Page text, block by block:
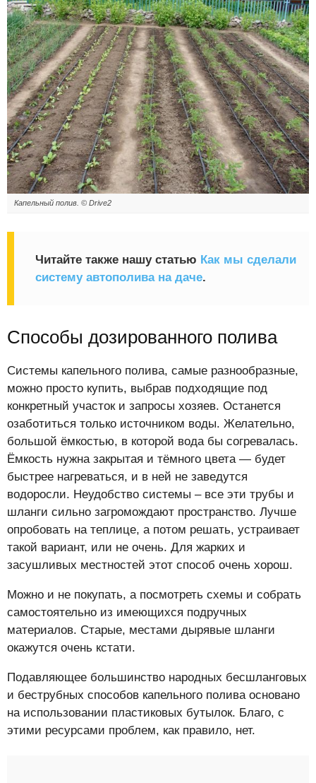
Капельный полив. © Drive2
Читайте также нашу статью Как мы сделали
систему автополива на даче.
Способы дозированного полива
Системы капельного полива, самые разнообразные,
можно просто купить, выбрав подходящие под
конкретный участок и запросы хозяев. Останется
озаботиться только источником воды. Желательно,
большой ёмкостью, в которой вода бы согревалась.
Ёмкость нужна закрытая и тёмного цвета — будет
быстрее нагреваться, и в ней не заведутся
водоросли. Неудобство системы – все эти трубы и
шланги сильно загромождают пространство. Лучше
опробовать на теплице, а потом решать, устраивает
такой вариант, или не очень. Для жарких и
засушливых местностей этот способ очень хорош.
Можно и не покупать, а посмотреть схемы и собрать
самостоятельно из имеющихся подручных
материалов. Старые, местами дырявые шланги
окажутся очень кстати.
Подавляющее большинство народных бесшланговых
и беструбных способов капельного полива основано
на использовании пластиковых бутылок. Благо, с
этими ресурсами проблем, как правило, нет.